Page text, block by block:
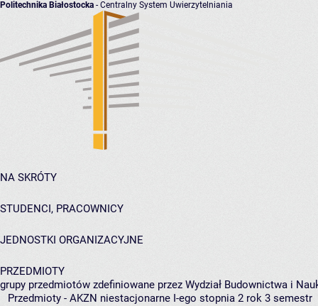
Politechnika Białostocka - Centralny System Uwierzytelniania
NA SKRÓTY
STUDENCI, PRACOWNICY
JEDNOSTKI ORGANIZACYJNE
PRZEDMIOTY
grupy przedmiotów zdefiniowane przez Wydział Budownictwa i
Przedmioty - AKZN niestacjonarne I-ego stopnia 2 rok 3 semestr